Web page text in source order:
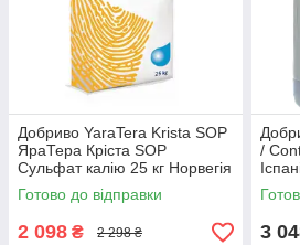
Добриво YaraTera Krista SOP
ЯраТера Кріста SOP
Сульфат калію 25 кг Норвегія
Готово до відправки
2 098 ₴ 2 298 ₴
/
3